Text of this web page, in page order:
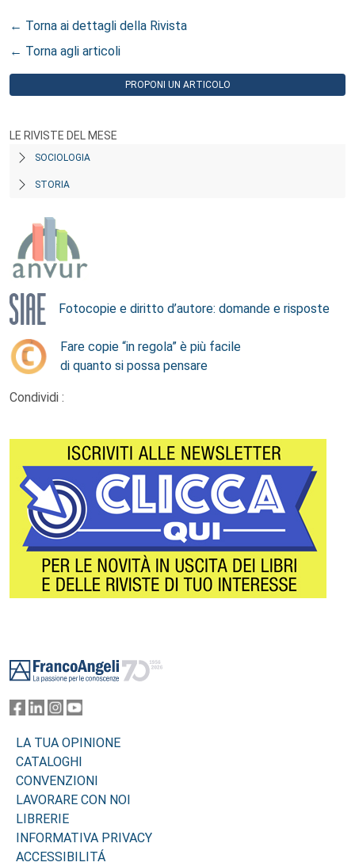
← Torna ai dettagli della Rivista
← Torna agli articoli
PROPONI UN ARTICOLO
LE RIVISTE DEL MESE
SOCIOLOGIA
STORIA
Fotocopie e diritto d’autore: domande e risposte
Fare copie “in regola” è più facile
di quanto si possa pensare
Condividi :
LA TUA OPINIONE
CATALOGHI
CONVENZIONI
LAVORARE CON NOI
LIBRERIE
INFORMATIVA PRIVACY
ACCESSIBILITÁ